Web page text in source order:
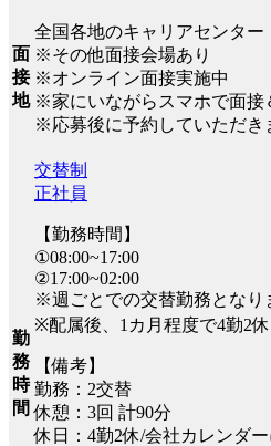
面
接
地
全国各地のキャリアセンター
※その他面接会場あり
※オンライン面接実施中
※家にいながらスマホで面接
※応募後に予約していただき
勤
務
時
間
交替制
正社員
【勤務時間】
①08:00~17:00
②17:00~02:00
※週ごとでの交替勤務となり
※配属後、1カ月程度で4勤2
【備考】
勤務：2交替
休憩：3回 計90分
休日：4勤2休/会社カレンダ